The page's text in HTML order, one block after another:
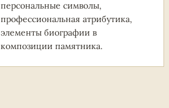
персональные символы,
профессиональная атрибутика,
элементы биографии в
композиции памятника.